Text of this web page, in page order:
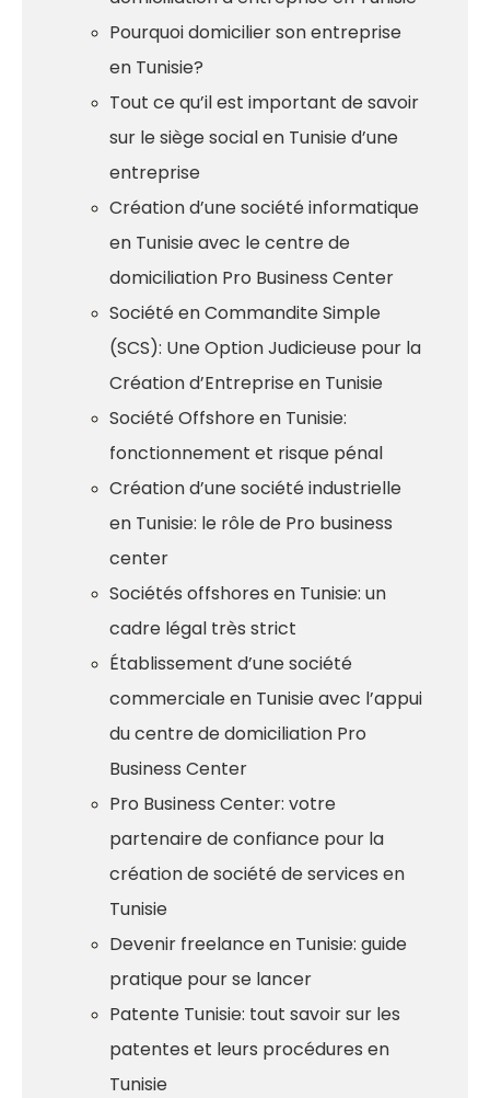
Pourquoi domicilier son entreprise
en Tunisie?
Tout ce qu’il est important de savoir
sur le siège social en Tunisie d’une
entreprise
Création d’une société informatique
en Tunisie avec le centre de
domiciliation Pro Business Center
Société en Commandite Simple
(SCS): Une Option Judicieuse pour la
Création d’Entreprise en Tunisie
Société Offshore en Tunisie:
fonctionnement et risque pénal
Création d’une société industrielle
en Tunisie: le rôle de Pro business
center
Sociétés offshores en Tunisie: un
cadre légal très strict
Établissement d’une société
commerciale en Tunisie avec l’appui
du centre de domiciliation Pro
Business Center
Pro Business Center: votre
partenaire de confiance pour la
création de société de services en
Tunisie
Devenir freelance en Tunisie: guide
pratique pour se lancer
Patente Tunisie: tout savoir sur les
patentes et leurs procédures en
Tunisie